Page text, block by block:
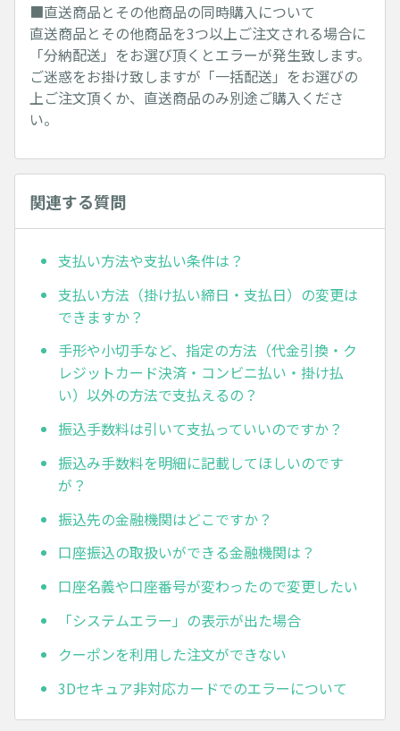
■直送商品とその他商品の同時購入について
直送商品とその他商品を3つ以上ご注文される場合に
「分納配送」をお選び頂くとエラーが発生致します。
ご迷惑をお掛け致しますが「一括配送」をお選びの
上ご注文頂くか、直送商品のみ別途ご購入くださ
い。
関連する質問
支払い方法や支払い条件は？
支払い方法（掛け払い締日・支払日）の変更は
できますか？
手形や小切手など、指定の方法（代金引換・ク
レジットカード決済・コンビニ払い・掛け払
い）以外の方法で支払えるの？
振込手数料は引いて支払っていいのですか？
振込み手数料を明細に記載してほしいのです
が？
振込先の金融機関はどこですか？
口座振込の取扱いができる金融機関は？
口座名義や口座番号が変わったので変更したい
「システムエラー」の表示が出た場合
クーポンを利用した注文ができない
3Dセキュア非対応カードでのエラーについて